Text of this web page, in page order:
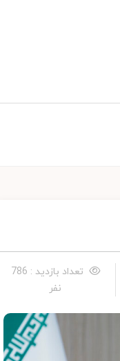
تعداد بازدید : 786
نفر